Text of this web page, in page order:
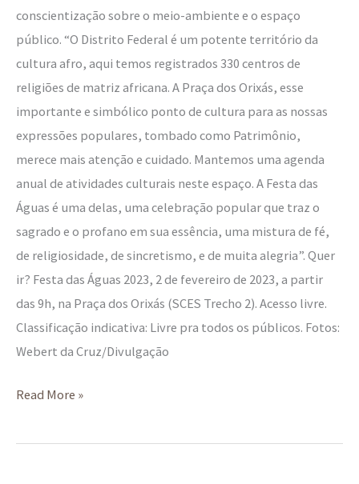
conscientização sobre o meio-ambiente e o espaço
público. “O Distrito Federal é um potente território da
cultura afro, aqui temos registrados 330 centros de
religiões de matriz africana. A Praça dos Orixás, esse
importante e simbólico ponto de cultura para as nossas
expressões populares, tombado como Patrimônio,
merece mais atenção e cuidado. Mantemos uma agenda
anual de atividades culturais neste espaço. A Festa das
Águas é uma delas, uma celebração popular que traz o
sagrado e o profano em sua essência, uma mistura de fé,
de religiosidade, de sincretismo, e de muita alegria”. Quer
ir? Festa das Águas 2023, 2 de fevereiro de 2023, a partir
das 9h, na Praça dos Orixás (SCES Trecho 2). Acesso livre.
Classificação indicativa: Livre pra todos os públicos. Fotos:
Webert da Cruz/Divulgação
Read More »